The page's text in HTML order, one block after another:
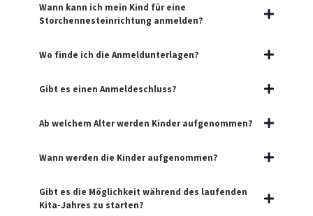
Wann kann ich mein Kind für eine
Storchennesteinrichtung anmelden?
Wo finde ich die Anmeldunterlagen?
Gibt es einen Anmeldeschluss?
Ab welchem Alter werden Kinder aufgenommen?
Wann werden die Kinder aufgenommen?
Gibt es die Möglichkeit während des laufenden
Kita-Jahres zu starten?